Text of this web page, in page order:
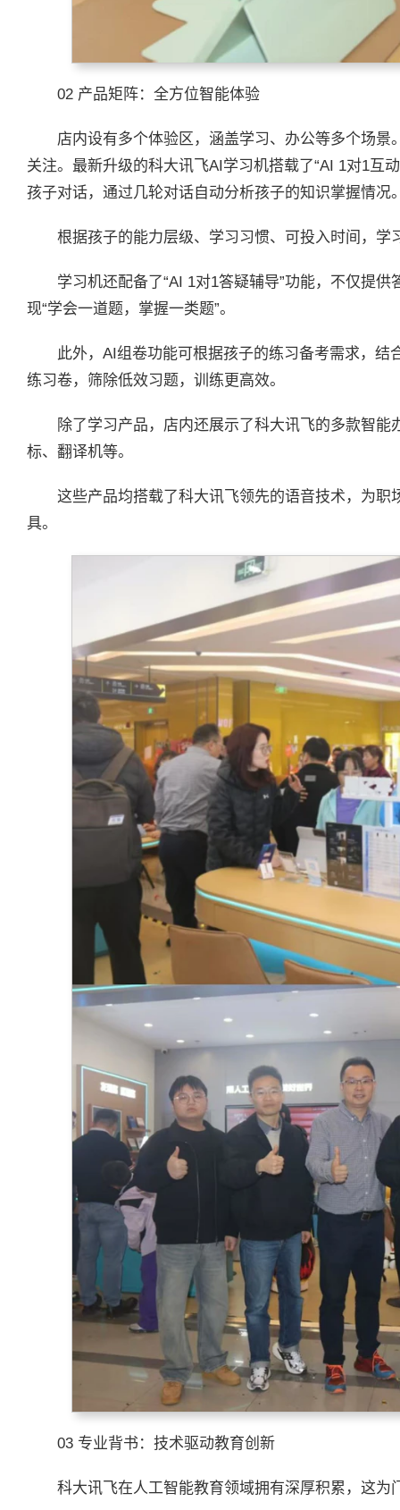
02 产品矩阵：全方位智能体验
店内设有多个体验区，涵盖学习、办公等多个场
关注。最新升级的科大讯飞AI学习机搭载了“AI 1对1互
孩子对话，通过几轮对话自动分析孩子的知识掌握情况
根据孩子的能力层级、学习习惯、可投入时间，
学习机还配备了“AI 1对1答疑辅导”功能，不仅提
现“学会一道题，掌握一类题”。
此外，AI组卷功能可根据孩子的练习备考需求，
练习卷，筛除低效习题，训练更高效。
除了学习产品，店内还展示了科大讯飞的多款智
标、翻译机等。
这些产品均搭载了科大讯飞领先的语音技术，为
具。
03 专业背书：技术驱动教育创新
科大讯飞在人工智能教育领域拥有深厚积累，这为